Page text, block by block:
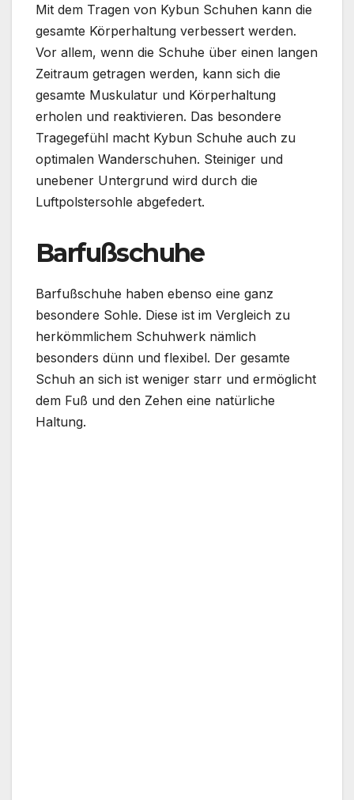
Mit dem Tragen von Kybun Schuhen kann die
gesamte Körperhaltung verbessert werden.
Vor allem, wenn die Schuhe über einen langen
Zeitraum getragen werden, kann sich die
gesamte Muskulatur und Körperhaltung
erholen und reaktivieren. Das besondere
Tragegefühl macht Kybun Schuhe auch zu
optimalen Wanderschuhen. Steiniger und
unebener Untergrund wird durch die
Luftpolstersohle abgefedert.
Barfußschuhe
Barfußschuhe haben ebenso eine ganz
besondere Sohle. Diese ist im Vergleich zu
herkömmlichem Schuhwerk nämlich
besonders dünn und flexibel. Der gesamte
Schuh an sich ist weniger starr und ermöglicht
dem Fuß und den Zehen eine natürliche
Haltung.